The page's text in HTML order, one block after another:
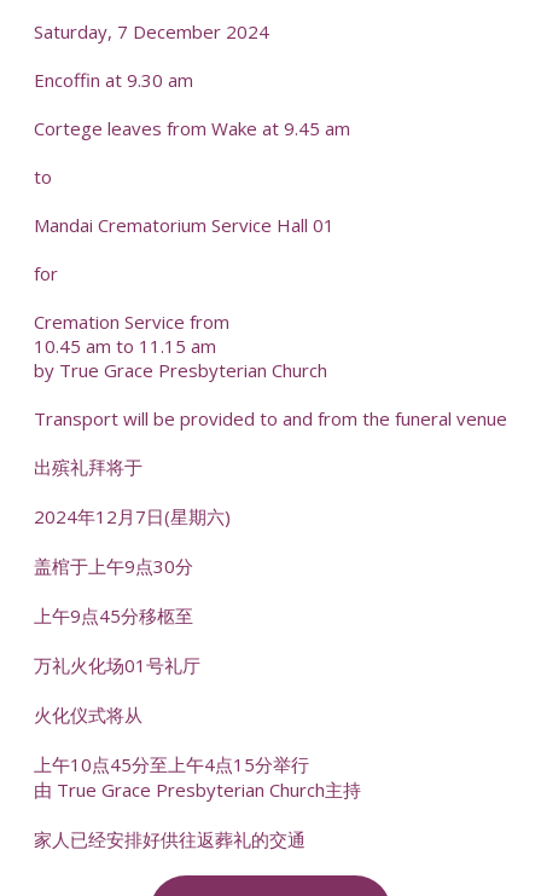
Saturday, 7 December 2024
Encoffin at 9.30 am
Cortege leaves from Wake at 9.45 am
to
Mandai Crematorium Service Hall 01
for
Cremation Service from
10.45 am to 11.15 am
by True Grace Presbyterian Church
Transport will be provided to and from the funeral venue
出殡礼拜将于
2024年12月7日(星期六)
盖棺于上午9点30分
上午9点45分移柩至
万礼火化场01号礼厅
火化仪式将从
上午10点45分至上午4点15分举行
由 True Grace Presbyterian Church主持
家人已经安排好供往返葬礼的交通